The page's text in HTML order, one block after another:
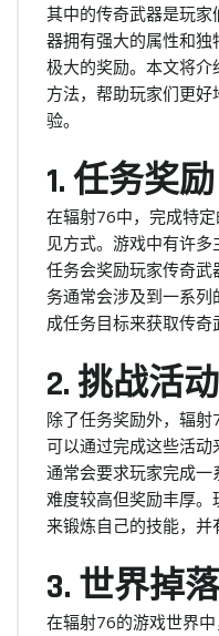
其中的传奇武器是玩
器拥有强大的属性和
极大的奖励。本文将
方法，帮助玩家们更
验。
1. 任务奖励
在辐射76中，完成特
见方式。游戏中有许
任务会奖励玩家传奇
务通常会涉及到一系
成任务目标来获取传奇
2. 挑战活动
除了任务奖励外，辐
可以通过完成这些活
通常会要求玩家完成一
难度较高但奖励丰厚
来锻炼自己的技能，并
3. 世界掉落
在辐射76的游戏世界